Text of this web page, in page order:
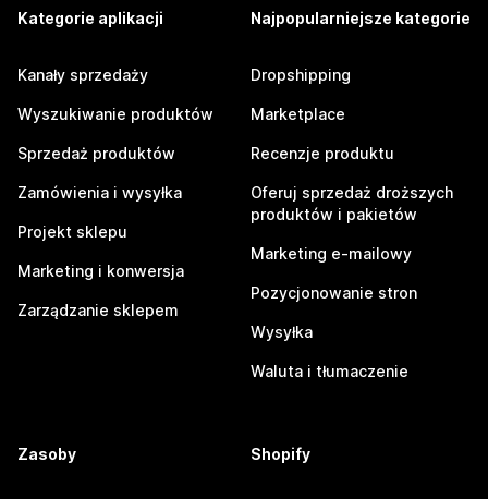
Kategorie aplikacji
Kanały sprzedaży
Wyszukiwanie produktów
Sprzedaż produktów
Zamówienia i wysyłka
Projekt sklepu
Marketing i konwersja
Zarządzanie sklepem
Najpopularniejsze kategorie
Dropshipping
Marketplace
Recenzje produktu
Oferuj sprzedaż droższych
produktów i pakietów
Marketing e-mailowy
Pozycjonowanie stron
Wysyłka
Waluta i tłumaczenie
Zasoby Shopify